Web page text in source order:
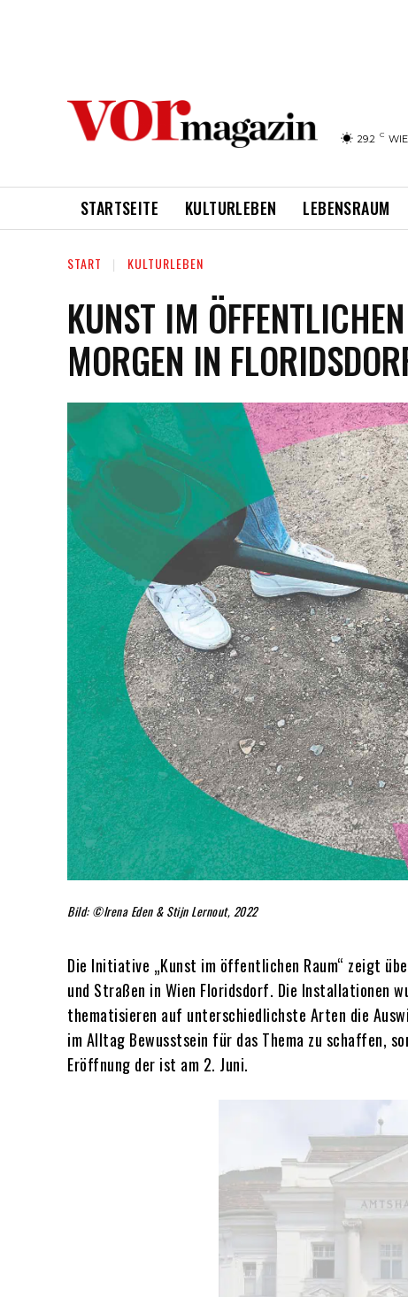
29.2 C
STARTSEITE KULTURLEBEN LEBENSRAUM
START KULTURLEBEN
KUNST IM
MORGEN IN
Bild: ©Irena Eden & Stijn Lernout, 2022
Die Initiative „Kunst im öffentlichen Raum“ zeigt
und Straßen in Wien Floridsdorf. Die Installationen
thematisieren auf unterschiedlichste Arten die
im Alltag Bewusstsein für das Thema zu schaffen,
Eröffnung der ist am 2. Juni.